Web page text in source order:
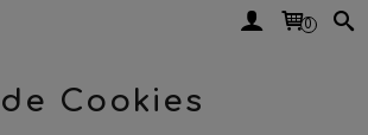
0
Cookies